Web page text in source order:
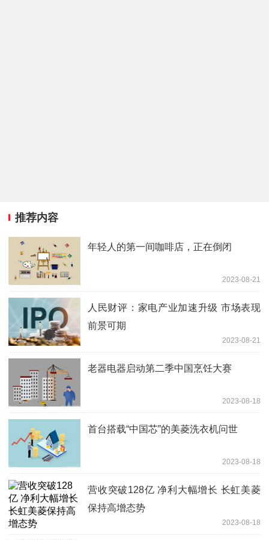
推荐内容
年轻人的第一间咖啡店，正在倒闭
2023-08-21
人民财评：家电产业加速升级 市场表现
前景可期
2023-08-21
老器电器启动第二季中国烹饪大赛
2023-08-18
首台搭载“中国芯”的美菱洗衣机问世
2023-08-18
营收突破128亿 净利大幅增长 长虹美菱
保持高增态势
2023-08-18